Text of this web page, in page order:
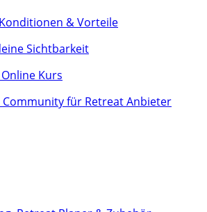
& Vorteile
Sichtbarkeit
Online Kurs
Community für Retreat Anbieter